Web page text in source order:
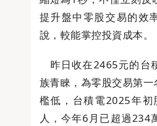
提升盤中零股交易的效
說，較能掌控投資成本。
昨日收在2465元的台
族青睞，為零股交易第一
檻低，台積電2025年
人，今年6月已超過234